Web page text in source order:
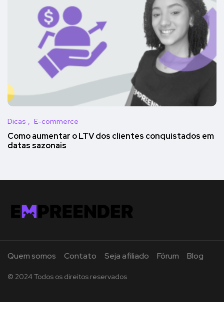
Dicas E-commerce
Como aumentar o LTV dos clientes conquistados em
datas sazonais
Quem somos Contato Seja afiliado Fórum Blog
© 2024 Todos os direitos reservados